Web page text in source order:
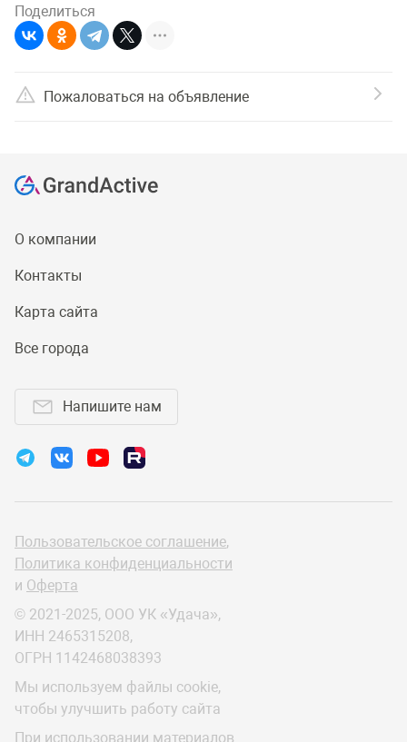
Поделиться
Пожаловаться на объявление
О компании
Контакты
Карта сайта
Все города
Напишите нам
Пользовательское соглашение,
Политика конфиденциальности
и Оферта
© 2021-2025, ООО УК «Удача»,
ИНН 2465315208,
ОГРН 1142468038393
Мы используем файлы cookie,
чтобы улучшить работу сайта
При использовании материалов